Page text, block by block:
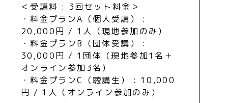
＜受講料 : 3回セット料金＞
・料金プランA（個人受講） :
20,000円 / 1人（現地参加のみ）
・料金プランB（団体受講） :
30,000円 / 1団体（現地参加1名＋
オンライン参加3名）
・料金プランC（聴講生） : 10,000
円 / 1人（オンライン参加のみ）